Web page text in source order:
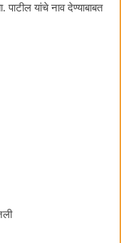
पाटील यांचे नाव देण्याबाबत